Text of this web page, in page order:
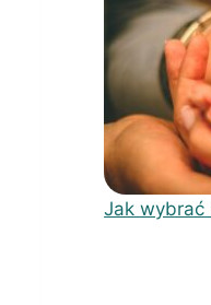
Jak wybrać